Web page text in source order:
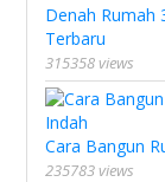
Denah Rumah
Terbaru
315358 views
Cara Bangun
235783 views